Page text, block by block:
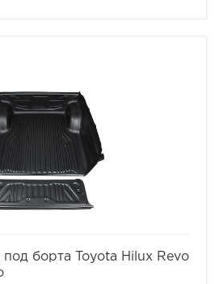
борта Toyota Hilux Revo